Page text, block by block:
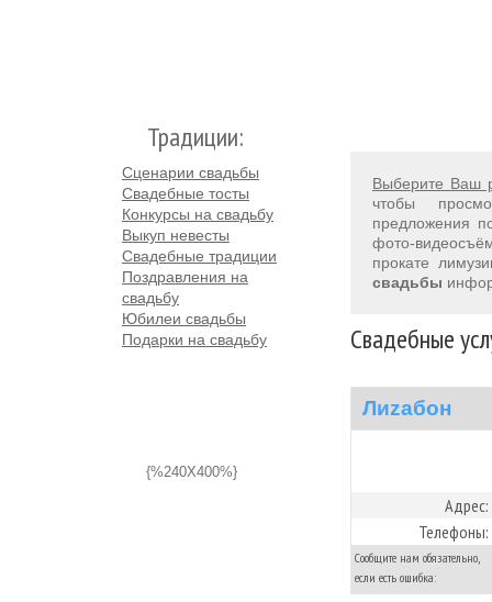
Традиции:
Сценарии свадьбы
Свадебные тосты
Конкурсы на свадьбу
Выкуп невесты
Свадебные традиции
Поздравления на
свадьбу
Юбилеи свадьбы
Подарки на свадьбу
{%240X400%}
Выберите Ваш
чтобы
предложения
фото-
прокате
свадьбы
Свадебные
Лиzабон
Адрес:
Телефоны:
Сообщите нам обязательно,
если есть ошибка: